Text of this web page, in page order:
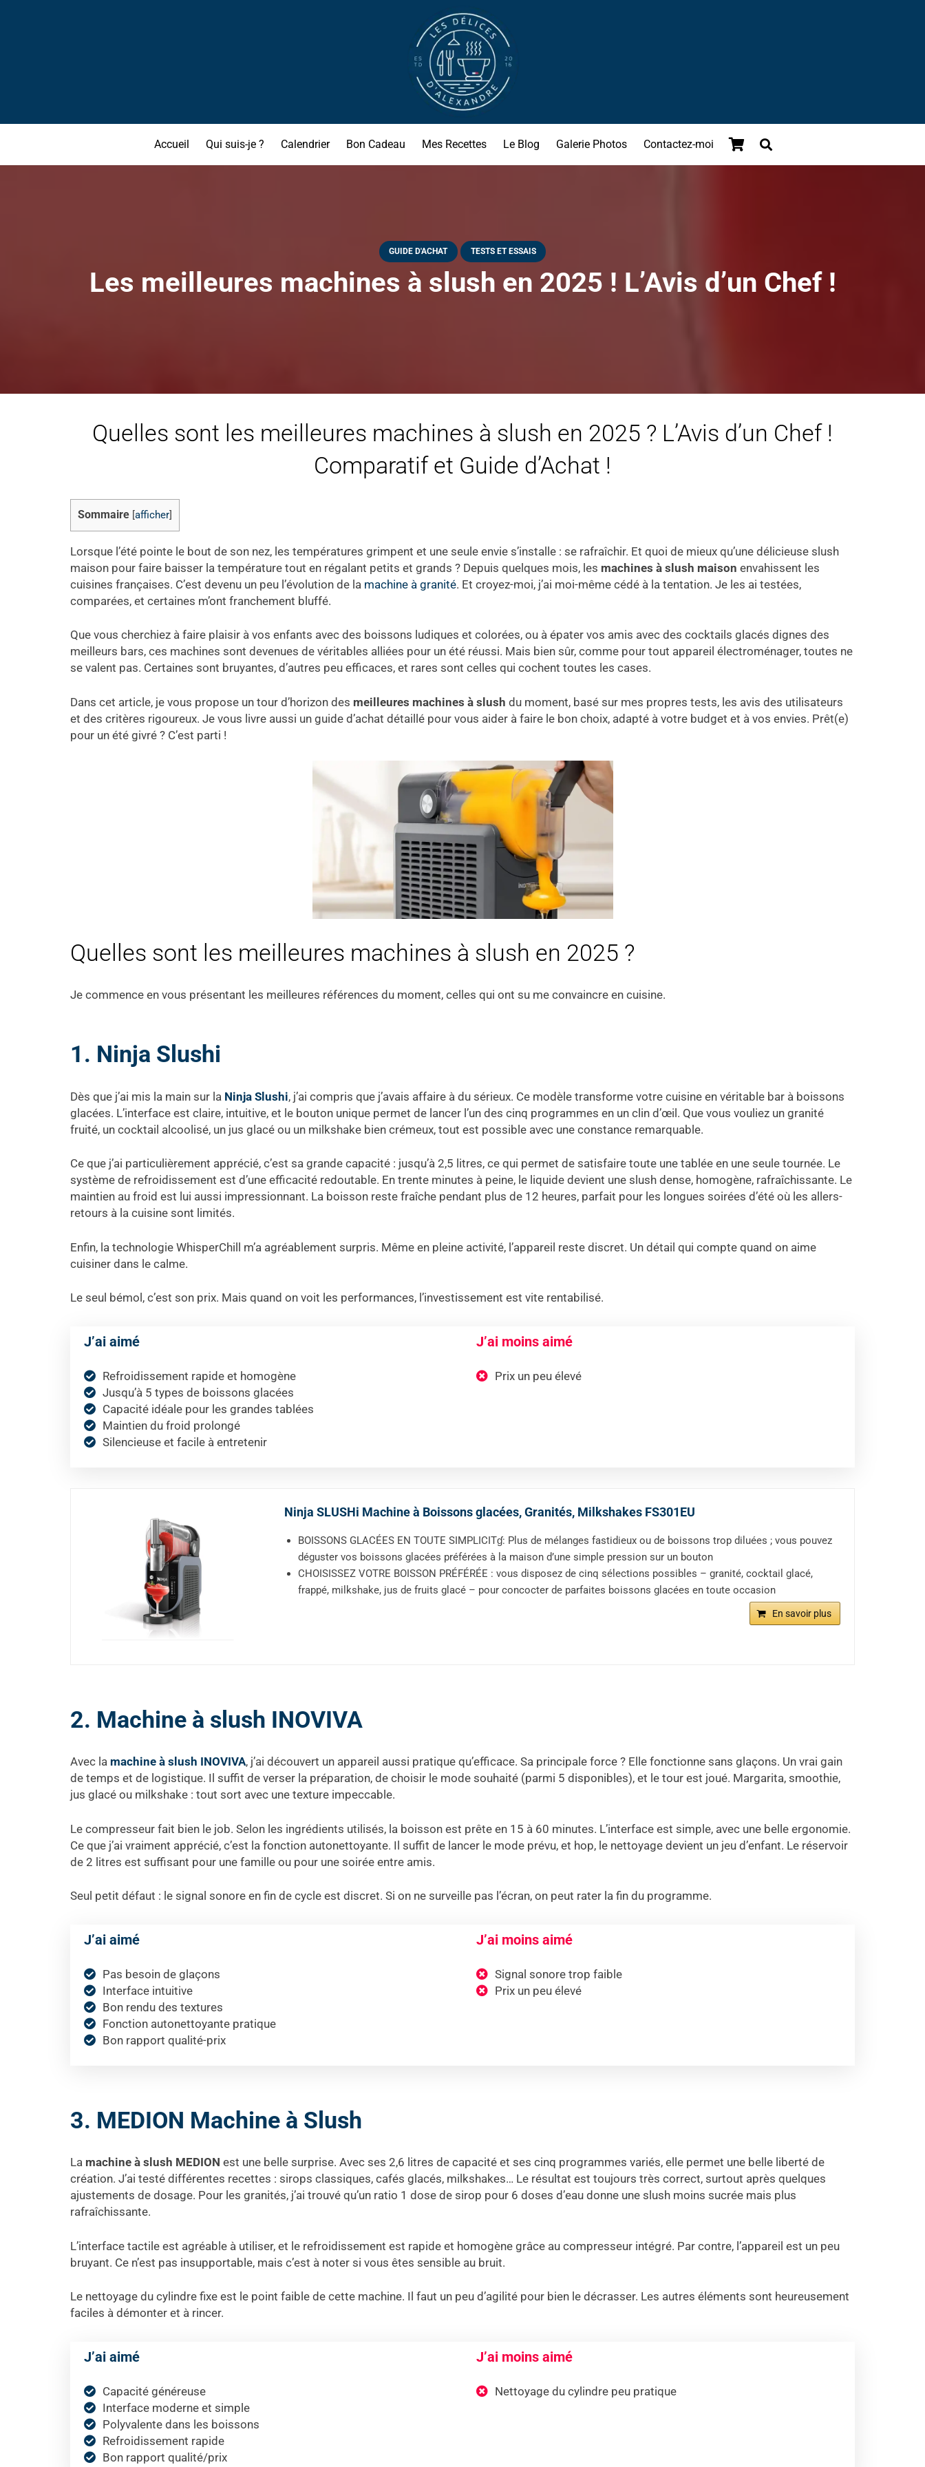
Accueil Qui suis-je ? Calendrier Bon Cadeau Mes Recettes Le Blog Galerie Photos Contactez-moi
GUIDE D'ACHAT TESTS ET ESSAIS
Les meilleures machines à slush en 2025 ! L’Avis d’un Chef !
Quelles sont les meilleures machines à slush en 2025 ? L’Avis d’un Chef !
Comparatif et Guide d’Achat !
Sommaire afficher
Lorsque l’été pointe le bout de son nez, les températures grimpent et une seule envie s’installe : se rafraîchir. Et quoi de mieux qu’une délicieuse slush
maison pour faire baisser la température tout en régalant petits et grands ? Depuis quelques mois, les machines à slush maison envahissent les
cuisines françaises. C’est devenu un peu l’évolution de la machine à granité. Et croyez-moi, j’ai moi-même cédé à la tentation. Je les ai testées,
comparées, et certaines m’ont franchement bluffé.
Que vous cherchiez à faire plaisir à vos enfants avec des boissons ludiques et colorées, ou à épater vos amis avec des cocktails glacés dignes des
meilleurs bars, ces machines sont devenues de véritables alliées pour un été réussi. Mais bien sûr, comme pour tout appareil électroménager, toutes ne
se valent pas. Certaines sont bruyantes, d’autres peu efficaces, et rares sont celles qui cochent toutes les cases.
Dans cet article, je vous propose un tour d’horizon des meilleures machines à slush du moment, basé sur mes propres tests, les avis des utilisateurs
et des critères rigoureux. Je vous livre aussi un guide d’achat détaillé pour vous aider à faire le bon choix, adapté à votre budget et à vos envies. Prêt(e)
pour un été givré ? C’est parti !
Quelles sont les meilleures machines à slush en 2025 ?
Je commence en vous présentant les meilleures références du moment, celles qui ont su me convaincre en cuisine.
1. Ninja Slushi
Dès que j’ai mis la main sur la Ninja Slushi, j’ai compris que j’avais affaire à du sérieux. Ce modèle transforme votre cuisine en véritable bar à boissons
glacées. L’interface est claire, intuitive, et le bouton unique permet de lancer l’un des cinq programmes en un clin d’œil. Que vous vouliez un granité
fruité, un cocktail alcoolisé, un jus glacé ou un milkshake bien crémeux, tout est possible avec une constance remarquable.
Ce que j’ai particulièrement apprécié, c’est sa grande capacité : jusqu’à 2,5 litres, ce qui permet de satisfaire toute une tablée en une seule tournée. Le
système de refroidissement est d’une efficacité redoutable. En trente minutes à peine, le liquide devient une slush dense, homogène, rafraîchissante. Le
maintien au froid est lui aussi impressionnant. La boisson reste fraîche pendant plus de 12 heures, parfait pour les longues soirées d’été où les allers-
retours à la cuisine sont limités.
Enfin, la technologie WhisperChill m’a agréablement surpris. Même en pleine activité, l’appareil reste discret. Un détail qui compte quand on aime
cuisiner dans le calme.
Le seul bémol, c’est son prix. Mais quand on voit les performances, l’investissement est vite rentabilisé.
J’ai aimé
Refroidissement rapide et homogène
Jusqu’à 5 types de boissons glacées
Capacité idéale pour les grandes tablées
Maintien du froid prolongé
Silencieuse et facile à entretenir
J’ai moins aimé
Prix un peu élevé
Ninja SLUSHi Machine à Boissons glacées, Granités, Milkshakes FS301EU
BOISSONS GLACÉES EN TOUTE SIMPLICITɠ: Plus de mélanges fastidieux ou de boissons trop diluées ; vous pouvez
déguster vos boissons glacées préférées à la maison d’une simple pression sur un bouton
CHOISISSEZ VOTRE BOISSON PRÉFÉRÉE : vous disposez de cinq sélections possibles – granité, cocktail glacé,
frappé, milkshake, jus de fruits glacé – pour concocter de parfaites boissons glacées en toute occasion
En savoir plus
2. Machine à slush INOVIVA
Avec la machine à slush INOVIVA, j’ai découvert un appareil aussi pratique qu’efficace. Sa principale force ? Elle fonctionne sans glaçons. Un vrai gain
de temps et de logistique. Il suffit de verser la préparation, de choisir le mode souhaité (parmi 5 disponibles), et le tour est joué. Margarita, smoothie,
jus glacé ou milkshake : tout sort avec une texture impeccable.
Le compresseur fait bien le job. Selon les ingrédients utilisés, la boisson est prête en 15 à 60 minutes. L’interface est simple, avec une belle ergonomie.
Ce que j’ai vraiment apprécié, c’est la fonction autonettoyante. Il suffit de lancer le mode prévu, et hop, le nettoyage devient un jeu d’enfant. Le réservoir
de 2 litres est suffisant pour une famille ou pour une soirée entre amis.
Seul petit défaut : le signal sonore en fin de cycle est discret. Si on ne surveille pas l’écran, on peut rater la fin du programme.
J’ai aimé
Pas besoin de glaçons
Interface intuitive
Bon rendu des textures
Fonction autonettoyante pratique
Bon rapport qualité-prix
J’ai moins aimé
Signal sonore trop faible
Prix un peu élevé
3. MEDION Machine à Slush
La machine à slush MEDION est une belle surprise. Avec ses 2,6 litres de capacité et ses cinq programmes variés, elle permet une belle liberté de
création. J’ai testé différentes recettes : sirops classiques, cafés glacés, milkshakes… Le résultat est toujours très correct, surtout après quelques
ajustements de dosage. Pour les granités, j’ai trouvé qu’un ratio 1 dose de sirop pour 6 doses d’eau donne une slush moins sucrée mais plus
rafraîchissante.
L’interface tactile est agréable à utiliser, et le refroidissement est rapide et homogène grâce au compresseur intégré. Par contre, l’appareil est un peu
bruyant. Ce n’est pas insupportable, mais c’est à noter si vous êtes sensible au bruit.
Le nettoyage du cylindre fixe est le point faible de cette machine. Il faut un peu d’agilité pour bien le décrasser. Les autres éléments sont heureusement
faciles à démonter et à rincer.
J’ai aimé
Capacité généreuse
Interface moderne et simple
Polyvalente dans les boissons
Refroidissement rapide
Bon rapport qualité/prix
J’ai moins aimé
Nettoyage du cylindre peu pratique